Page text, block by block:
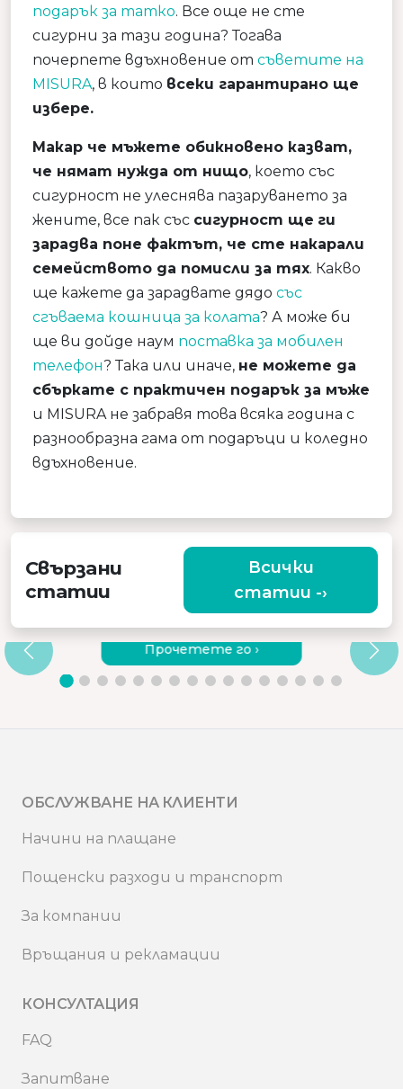
подарък за татко. Все още не сте
сигурни за тази година? Тогава
почерпете вдъхновение от съветите на
MISURA, в които всеки гарантирано ще
избере.
Макар че мъжете обикновено казват,
че нямат нужда от нищо, което със
сигурност не улеснява пазаруването за
жените, все пак със сигурност ще ги
зарадва поне фактът, че сте накарали
семейството да помисли за тях. Какво
ще кажете да зарадвате дядо със
сгъваема кошница за колата? А може би
ще ви дойде наум поставка за мобилен
телефон? Така или иначе, не можете да
сбъркате с практичен подарък за мъже
и MISURA не забравя това всяка година с
разнообразна гама от подаръци и коледно
вдъхновение.
Свързани
статии
Всички
статии -›
ЗАЩО ДА ИЗБЕРЕТЕ КАЧЕСТВЕН
ВИБРИРАЩ МАСАЖОР?
Прочетете го ›
ОБСЛУЖВАНЕ НА КЛИЕНТИ
Начини на плащане
Пощенски разходи и транспорт
За компании
Връщания и рекламации
КОНСУЛТАЦИЯ
FAQ
Запитване